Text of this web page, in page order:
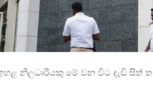
ඉහළ නිලධාරියකු මේ වන විට දැඩි සිත්